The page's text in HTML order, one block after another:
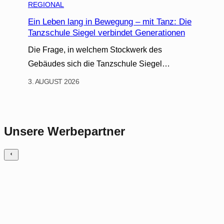
REGIONAL
Ein Leben lang in Bewegung – mit Tanz: Die
Tanzschule Siegel verbindet Generationen
Die Frage, in welchem Stockwerk des
Gebäudes sich die Tanzschule Siegel…
3. AUGUST 2026
Unsere Werbepartner